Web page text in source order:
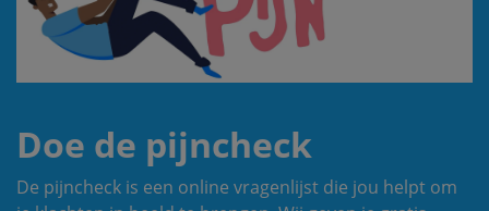
Doe de pijncheck
De pijncheck is een online vragenlijst die jou helpt om